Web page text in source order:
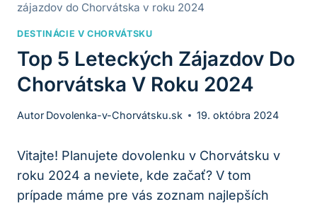
zájazdov do Chorvátska v roku 2024
DESTINÁCIE V CHORVÁTSKU
Top 5 Leteckých Zájazdov Do
Chorvátska V Roku 2024
Autor Dovolenka-v-Chorvátsku.sk 19. októbra 2024
Vitajte! Planujete dovolenku v Chorvátsku v
roku 2024 a ‍neviete, kde⁢ začať? V tom ​
prípade máme pre vás zoznam ⁣najlepších